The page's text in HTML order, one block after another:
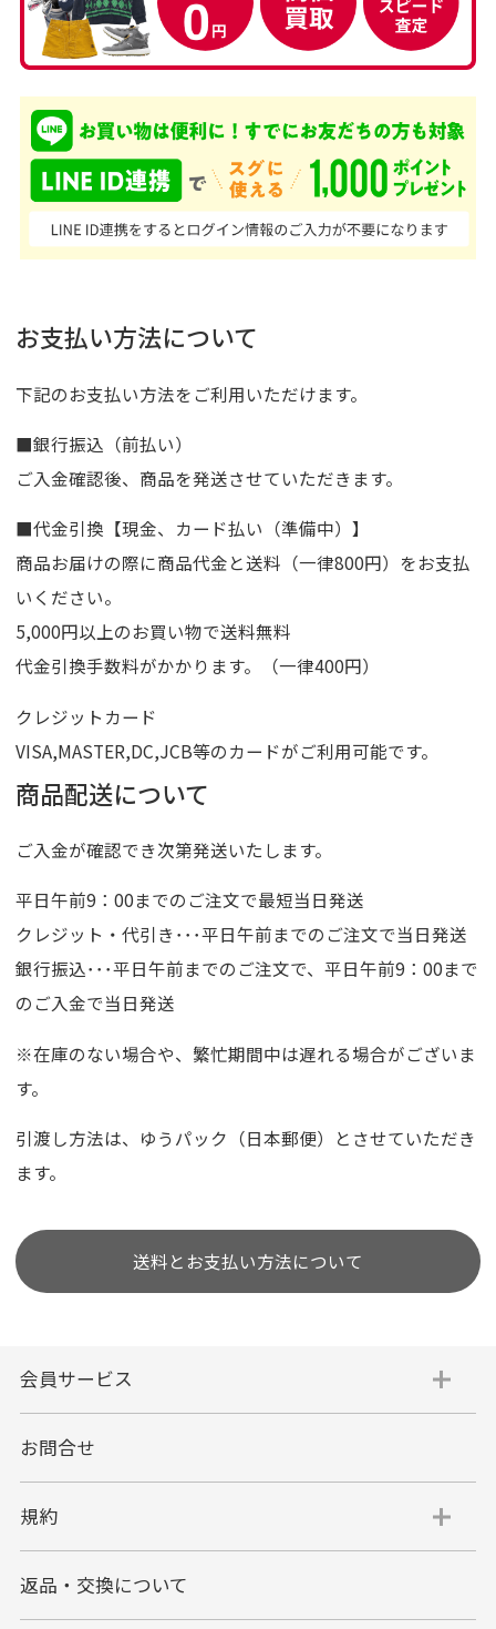
お支払い方法について
下記のお支払い方法をご利用いただけます。
■銀行振込（前払い）
ご入金確認後、商品を発送させていただきます。
■代金引換【現金、カード払い（準備中）】
商品お届けの際に商品代金と送料（一律800円）をお支払
いください。
5,000円以上のお買い物で送料無料
代金引換手数料がかかります。（一律400円）
クレジットカード
VISA,MASTER,DC,JCB等のカードがご利用可能です。
商品配送について
ご入金が確認でき次第発送いたします。
平日午前9：00までのご注文で最短当日発送
クレジット・代引き･･･平日午前までのご注文で当日発送
銀行振込･･･平日午前までのご注文で、平日午前9：00まで
のご入金で当日発送
※在庫のない場合や、繁忙期間中は遅れる場合がございま
す。
引渡し方法は、ゆうパック（日本郵便）とさせていただき
ます。
送料とお支払い方法について
会員サービス
お問合せ
規約
返品・交換について